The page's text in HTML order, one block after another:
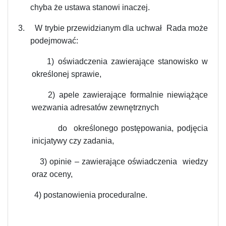
chyba że ustawa stanowi inaczej.
3.
W trybie przewidzianym dla uchwał Rada może
podejmować:
1) oświadczenia zawierające stanowisko w
określonej sprawie,
2) apele zawierające formalnie niewiążące
wezwania adresatów zewnętrznych
do określonego postępowania, podjęcia
inicjatywy czy zadania,
3) opinie – zawierające oświadczenia wiedzy
oraz oceny,
4) postanowienia proceduralne.